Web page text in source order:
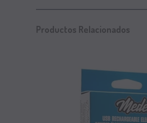
Productos Relacionados